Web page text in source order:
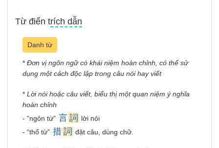
Từ điển trích dẫn
Danh từ
* Đơn vị ngôn ngữ có khái niệm hoàn chỉnh, có thể sử
dụng một cách độc lập trong câu nói hay viết
* Lời nói hoặc câu viết, biểu thị một quan niệm ý nghĩa
hoàn chỉnh
- “ngôn từ” 言 詞
lời nói
- “thố từ” 措 詞 đặt câu, dùng chữ.